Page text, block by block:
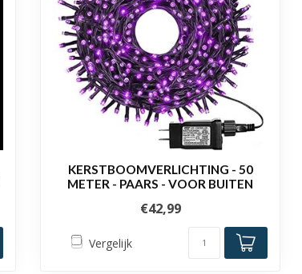
KERSTBOOMVERLICHTING - 50
METER - PAARS - VOOR BUITEN
€42,99
Vergelijk